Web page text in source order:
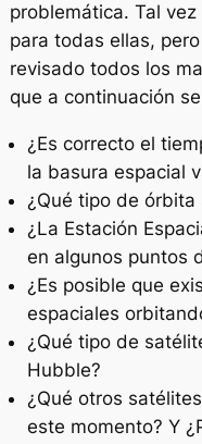
problemática. Tal
para todas ellas,
revisado todos los
que a continuación
¿Es correcto el
la basura espacial
¿Qué tipo de órbita
¿La Estación
en algunos puntos
¿Es posible que
espaciales
¿Qué tipo de
Hubble?
¿Qué otros
este momento? Y